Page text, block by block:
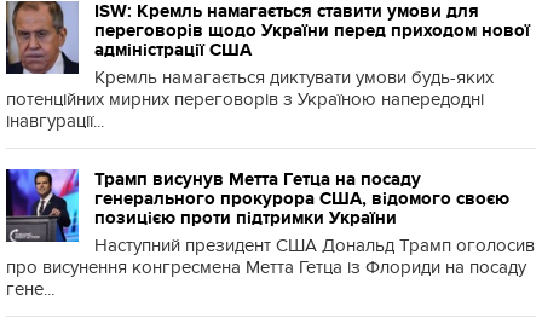
ISW: Кремль намагається ставити умови для
переговорів щодо України перед приходом нової
адміністрації США
Кремль намагається диктувати умови будь-яких
потенційних мирних переговорів з Україною напередодні
інавгурації...
Трамп висунув Метта Гетца на посаду
генерального прокурора США, відомого своєю
позицією проти підтримки України
Наступний президент США Дональд Трамп оголосив
про висунення конгресмена Метта Гетца із Флориди на посаду
гене...